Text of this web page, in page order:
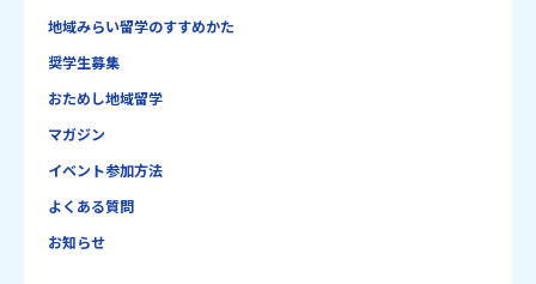
地域みらい留学のすすめかた
奨学生募集
おためし地域留学
マガジン
イベント参加方法
よくある質問
お知らせ